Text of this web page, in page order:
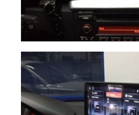
Navegador BMW
S1 E87